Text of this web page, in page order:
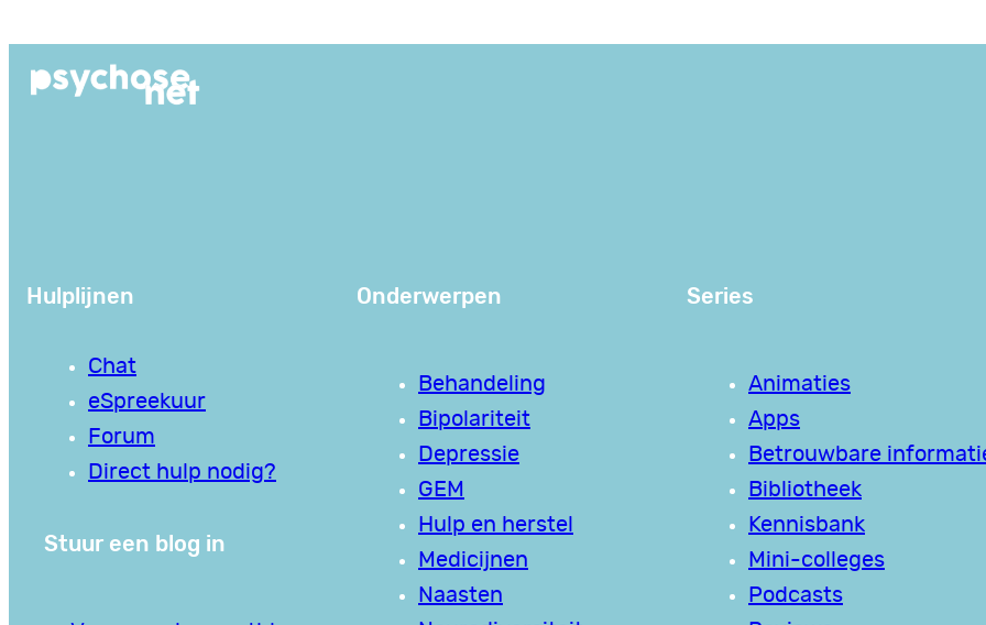
de
Hulplijnen
Chat
eSpreekuur
Forum
Direct hulp nodig?
Stuur een blog in
Onderwerpen
Behandeling
Bipolariteit
Depressie
GEM
Hulp en herstel
Medicijnen
Naasten
Series
Animaties
Apps
Betrouwbare
Bibliotheek
Kennisbank
Mini-colleges
Podcasts